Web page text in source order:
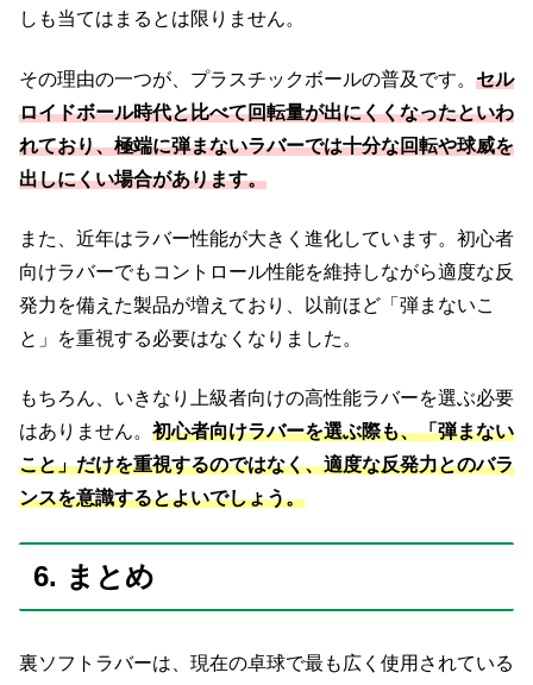
しも当てはまるとは限りません。
その理由の一つが、プラスチックボールの普及です。 セル
ロイドボール時代と比べて回転量が出にくくなったといわ
れており、極端に弾まないラバーでは十分な回転や球威を
出しにくい場合があります。
また、近年はラバー性能が大きく進化しています。初心者
向けラバーでもコントロール性能を維持しながら適度な反
発力を備えた製品が増えており、以前ほど「弾まないこ
と」を重視する必要はなくなりました。
もちろん、いきなり上級者向けの高性能ラバーを選ぶ必要
はありません。 初心者向けラバーを選ぶ際も、「弾まない
こと」だけを重視するのではなく、適度な反発力とのバラ
ンスを意識するとよいでしょう。
6. まとめ
裏ソフトラバーは、現在の卓球で最も広く使用されている